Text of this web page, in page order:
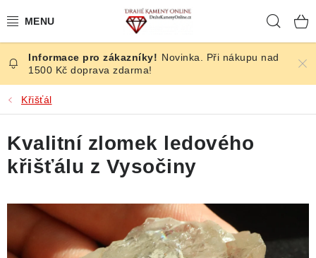
na
ČESKÉ KAMENY
ŠPERKY
KAMENY ZE SVĚTA
BROUŠENÉ
SLEVY
ÚČINKY
Novinka. Při nákupu nad
1500 Kč doprava zdarma!
Křišťál
Kvalitní zlomek ledového
křišťálu z Vysočiny